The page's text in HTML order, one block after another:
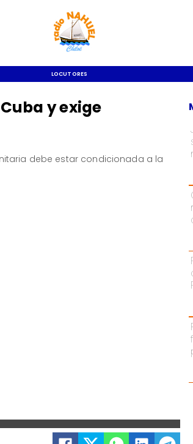
LOCUTORES
y exige
debe estar condicionada a la